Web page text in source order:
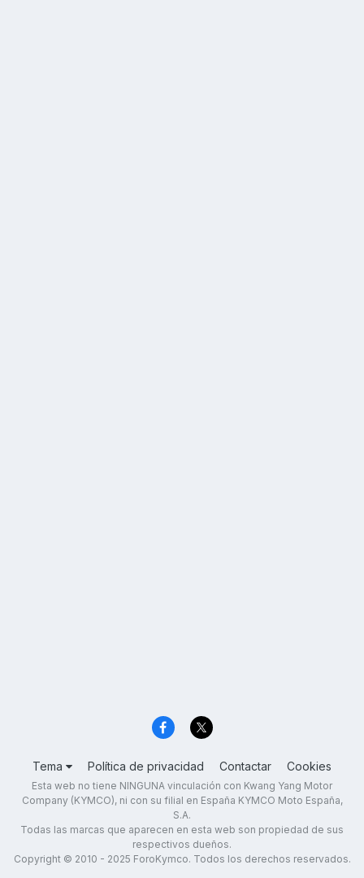
Tema Política de privacidad Contactar Cookies
Esta web no tiene NINGUNA vinculación con Kwang Yang Motor
Company (KYMCO), ni con su filial en España KYMCO Moto España,
S.A.
Todas las marcas que aparecen en esta web son propiedad de sus
respectivos dueños.
Copyright © 2010 - 2025 ForoKymco. Todos los derechos reservados.